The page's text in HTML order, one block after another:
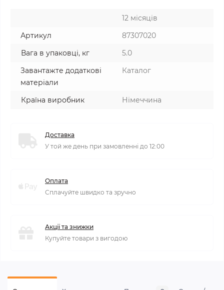
12 місяців
Артикул
87307020
Вага в упаковці, кг
5.0
Завантажте додаткові
матеріали
Каталог
Країна виробник Німеччина
Доставка
У той же день при замовленні до 12:00
Оплата
Сплачуйте швидко та зручно
Акції та знижки
Купуйте товари з вигодою